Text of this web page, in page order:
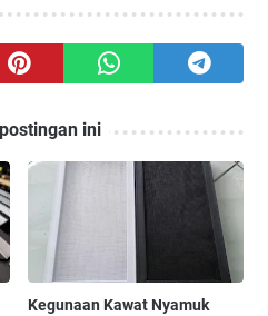
ini
Kegunaan Kawat Nyamuk